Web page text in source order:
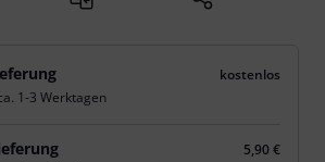
kostenlos
1-3 Werktagen
5,90 €